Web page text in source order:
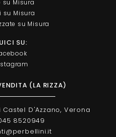
su Misura
su Misura
su Misura
SU:
(LA RIZZA)
Castel D'Azzano, Verona
8520949